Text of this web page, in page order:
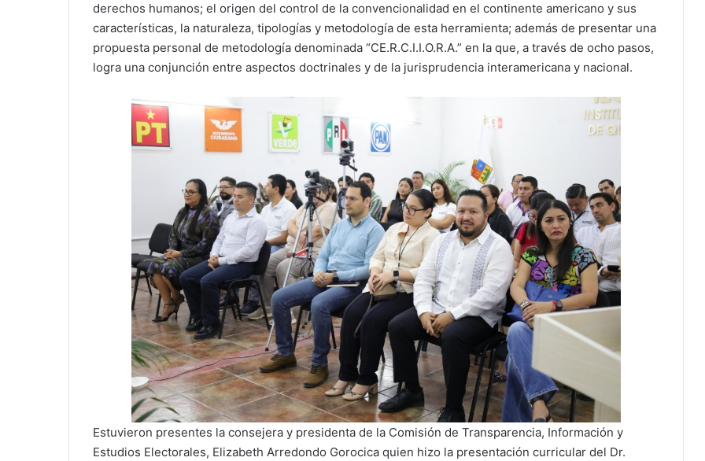
derechos humanos; el origen del control de la convencionalidad en el continente americano y sus
características, la naturaleza, tipologías y metodología de esta herramienta; además de presentar una
propuesta personal de metodología denominada “CE.R.C.I.I.O.R.A.” en la que, a través de ocho pasos,
logra una conjunción entre aspectos doctrinales y de la jurisprudencia interamericana y nacional.
Estuvieron presentes la consejera y presidenta de la Comisión de Transparencia, Información y
Estudios Electorales, Elizabeth Arredondo Gorocica quien hizo la presentación curricular del Dr.